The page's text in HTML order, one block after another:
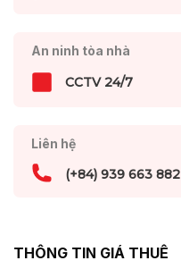
An ninh tòa nhà
CCTV 24/7
Liên hệ
(+84) 939 663 882
THÔNG TIN GIÁ THUÊ